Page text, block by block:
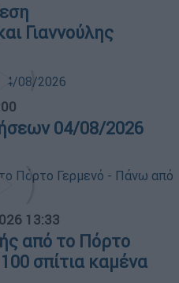
Γιαννούλης
04/08/2026
13:33
από το Πόρτο
σπίτια καμένα